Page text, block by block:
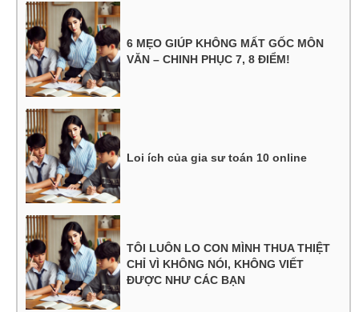
6 MẸO GIÚP KHÔNG MẤT GỐC MÔN
VĂN – CHINH PHỤC 7, 8 ĐIỂM!
Loi ích của gia sư toán 10 online
TÔI LUÔN LO CON MÌNH THUA THIỆT
CHỈ VÌ KHÔNG NÓI, KHÔNG VIẾT
ĐƯỢC NHƯ CÁC BẠN